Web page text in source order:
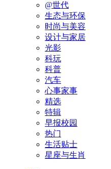
@世代
生态与环保
时尚与美容
设计与家居
光影
科玩
科普
汽车
心事家事
精选
特辑
早报校园
热门
生活贴士
星座与生肖